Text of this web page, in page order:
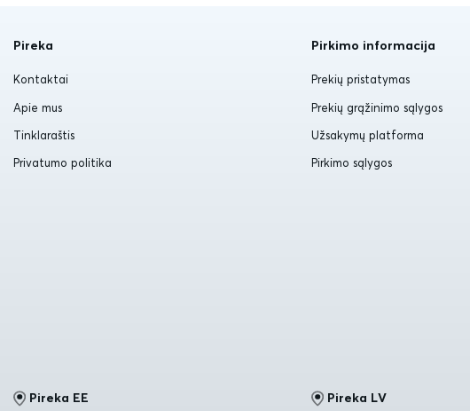
Pireka
Kontaktai
Apie mus
Tinklaraštis
Privatumo politika
Pirkimo informacija
Prekių pristatymas
Prekių grąžinimo sąlygos
Užsakymų platforma
Pirkimo sąlygos
Pireka EE Pireka LV